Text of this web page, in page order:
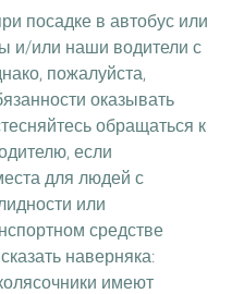
посадке в автобус или
и/или наши водители с
пожалуйста,
оказывать
обращаться к
если
для людей с
или
средстве
наверняка:
имеют